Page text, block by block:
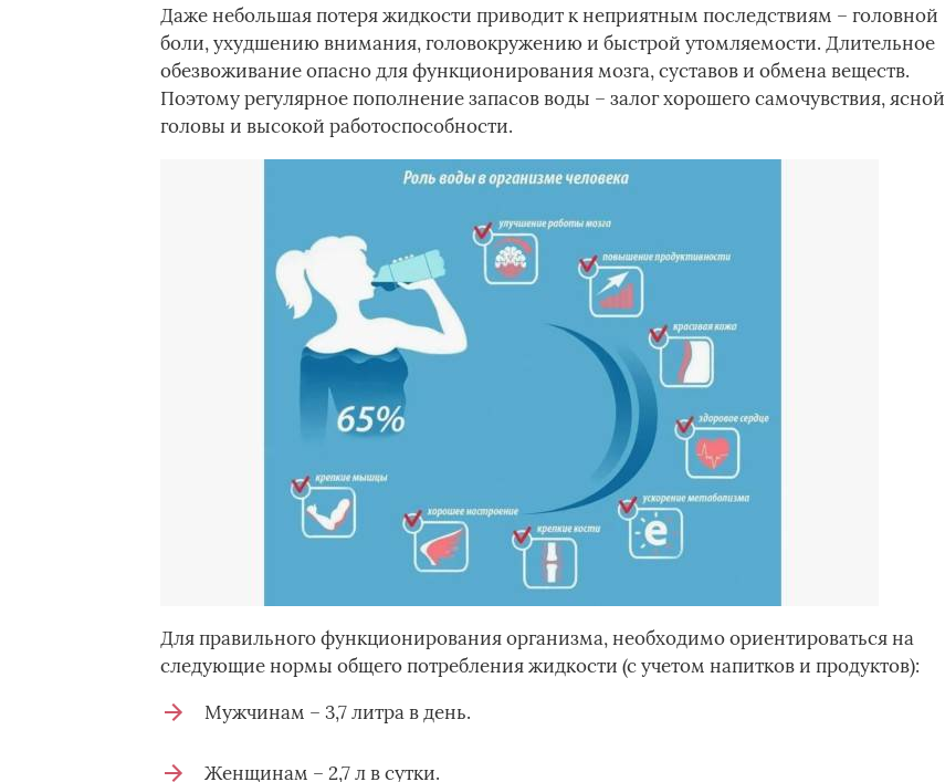
Даже небольшая потеря жидкости приводит к неприятным последствиям – головной
боли, ухудшению внимания, головокружению и быстрой утомляемости. Длительное
обезвоживание опасно для функционирования мозга, суставов и обмена веществ.
Поэтому регулярное пополнение запасов воды – залог хорошего самочувствия, ясной
головы и высокой работоспособности.
Для правильного функционирования организма, необходимо ориентироваться на
следующие нормы общего потребления жидкости (с учетом напитков и продуктов):
Мужчинам – 3,7 литра в день.
Женщинам – 2,7 л в сутки.